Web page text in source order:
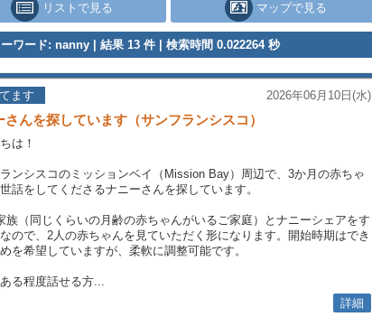
リストで見る マップで見る
ワード: nanny | 結果 13 件 | 検索時間 0.022264 秒
ます 2026年06月10日(水)
さんを探しています（サンフランシスコ）
は！
ンシスコのミッションベイ（Mission Bay）周辺で、3か月の赤ちゃ
話をしてくださるナニーさんを探しています。
族（同じくらいの月齢の赤ちゃんがいるご家庭）とナニーシェアをす
ので、2人の赤ちゃんを見ていただく形になります。開始時期はでき
を希望していますが、柔軟に調整可能です。
る程度話せる方...
詳細